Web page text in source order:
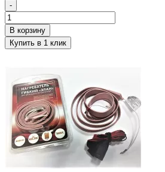
-